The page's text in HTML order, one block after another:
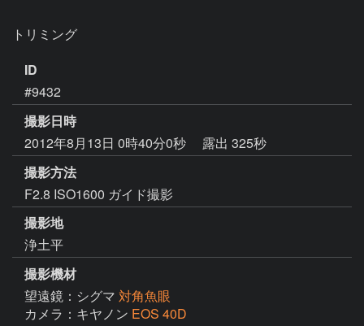
トリミング
ID
#9432
撮影日時
2012年8月13日 0時40分0秒
露出 325秒
撮影方法
F2.8 ISO1600 ガイド撮影
撮影地
浄土平
撮影機材
望遠鏡：シグマ 対角魚眼
カメラ：キヤノン EOS 40D